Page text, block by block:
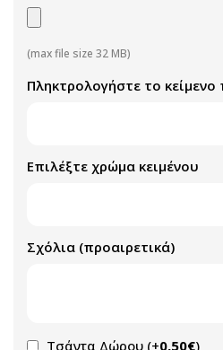
(max file size 32 MB)
Πληκτρολογήστε το
Επιλέξτε χρώμα κειμένου
Σχόλια (προαιρετικά)
Τσάντα Δώρου (+0,50€)